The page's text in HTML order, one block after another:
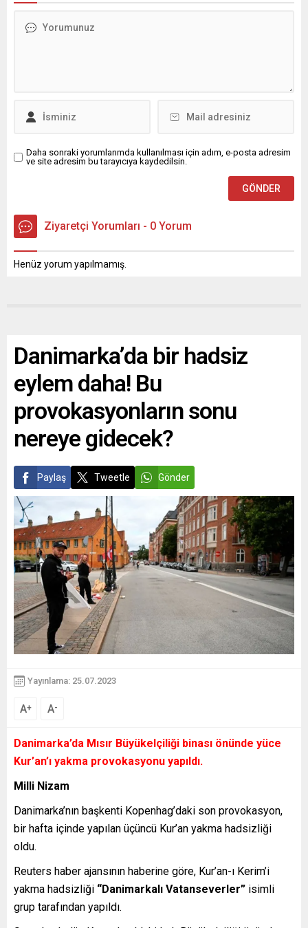
Daha sonraki yorumlarımda kullanılması için adım, e-posta adresim
ve site adresim bu tarayıcıya kaydedilsin.
Ziyaretçi Yorumları - 0 Yorum
Henüz yorum yapılmamış.
Danimarka’da bir hadsiz
eylem daha! Bu
provokasyonların sonu
nereye gidecek?
Paylaş Tweetle Gönder
Yayınlama: 25.07.2023
A+ A-
Danimarka’da Mısır Büyükelçiliği binası önünde yüce
Kur’an’ı yakma provokasyonu yapıldı.
Milli Nizam
Danimarka’nın başkenti Kopenhag’daki son provokasyon,
bir hafta içinde yapılan üçüncü Kur’an yakma hadsizliği
oldu.
Reuters haber ajansının haberine göre, Kur’an-ı Kerim’i
yakma hadsizliği “Danimarkalı Vatanseverler” isimli
grup tarafından yapıldı.